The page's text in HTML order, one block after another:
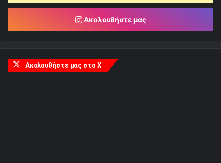
Ακολουθήστε μας
Ακολουθήστε μας στο X